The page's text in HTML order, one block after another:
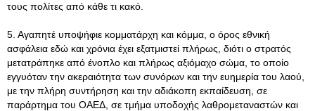
τους πολίτες από κάθε τι κακό.
5. Αγαπητέ υποψήφιε κομματάρχη και κόμμα, ο όρος εθνική
ασφάλεια εδώ και χρόνια έχει εξατμιστεί πλήρως, διότι ο στρατός
μετατράπηκε από ένοπλο και πλήρως αξιόμαχο σώμα, το οποίο
εγγυόταν την ακεραιότητα των συνόρων και την ευημερία του λαού,
με την πλήρη συντήρηση και την αδιάκοπη εκπαίδευση, σε
παράρτημα του ΟΑΕΔ, σε τμήμα υποδοχής λαθρομεταναστών και